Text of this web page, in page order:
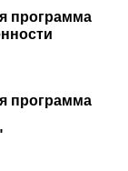
программа
программа